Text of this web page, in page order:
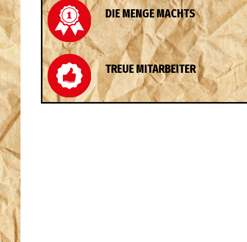
DIE MENGE MACHTS
TREUE MITARBEITER